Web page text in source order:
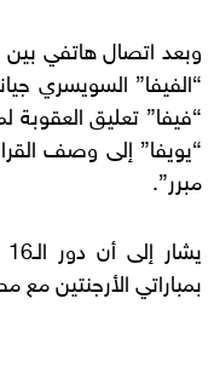
وبعد اتصال هاتفي بين
“الفيفا” السويسري
“فيفا” تعليق العقوبة
“يويفا” إلى وصف
مبرر”.
بمباراتي الأرجنتين